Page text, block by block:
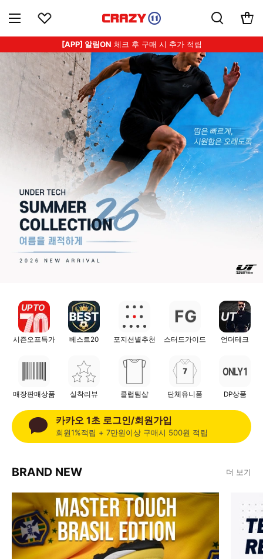
[APP] 알림ON 체크 후 구매 시 추가 적립
UP TO
시즌오프특가 베스트20 포지션별추천
FG
스터드가이드
UT
언더테크
매장판매상품 실착리뷰 클럽팀샵 단체유니폼
ONLY 1
DP상품
카카오 1초 로그인/회원가입
회원1%적립 + 7만원이상 구매시 500원 적립
BRAND NEW 더 보기